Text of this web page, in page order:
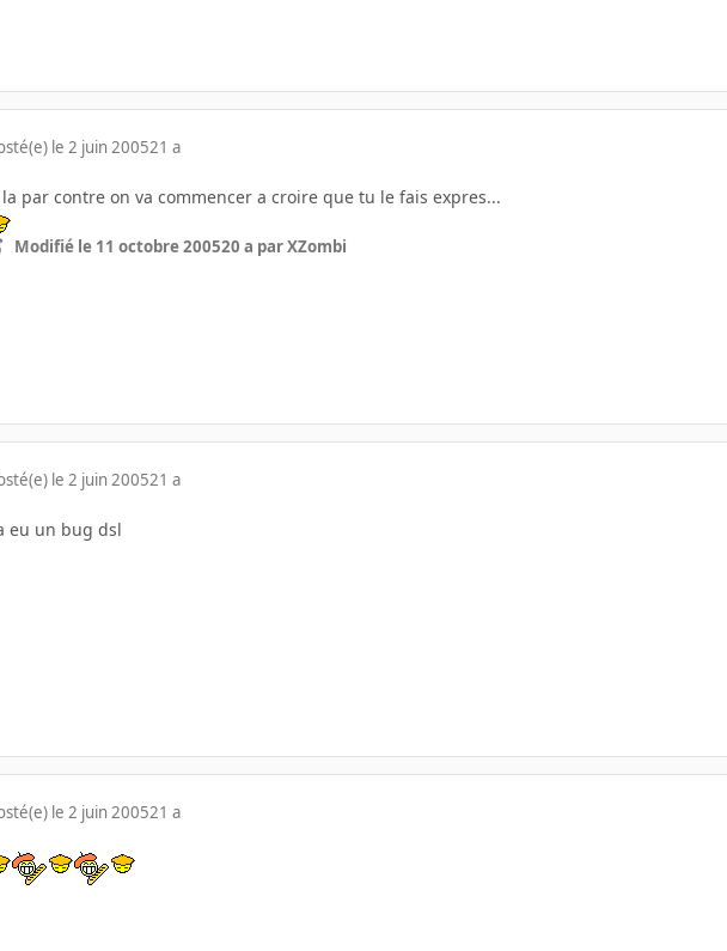
le 2 juin 200521 a
la par contre on va commencer a croire que tu le fais expres...
Modifié le 11 octobre 200520 a par XZombi
le 2 juin 200521 a
eu un bug dsl
le 2 juin 200521 a